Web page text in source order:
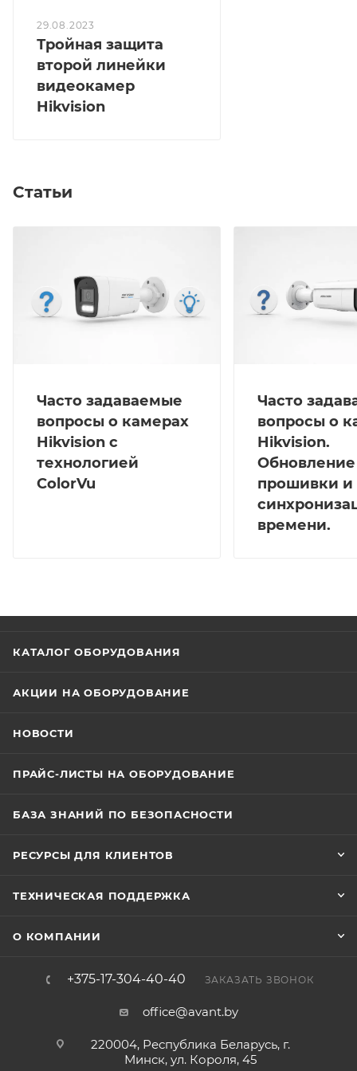
29.08.2023
Тройная защита
второй линейки
видеокамер
Hikvision
Статьи
Часто задаваемые
вопросы о камерах
Hikvision с
технологией
ColorVu
Часто
вопросы о
Hikvision.
Обновление
прошивки и
времени.
КАТАЛОГ ОБОРУДОВАНИЯ
АКЦИИ НА ОБОРУДОВАНИЕ
НОВОСТИ
ПРАЙС-ЛИСТЫ НА ОБОРУДОВАНИЕ
БАЗА ЗНАНИЙ ПО БЕЗОПАСНОСТИ
РЕСУРСЫ ДЛЯ КЛИЕНТОВ
ТЕХНИЧЕСКАЯ ПОДДЕРЖКА
О КОМПАНИИ
+375-17-304-40-40 ЗАКАЗАТЬ ЗВОНОК
office@avant.by
220004, Республика Беларусь, г.
Минск, ул. Короля, 45